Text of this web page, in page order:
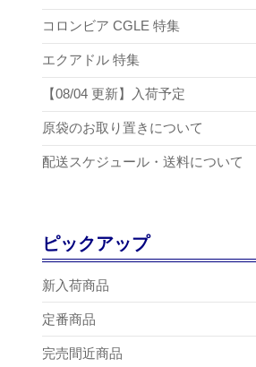
コロンビア CGLE 特集
エクアドル 特集
【08/04 更新】入荷予定
原袋のお取り置きについて
配送スケジュール・送料について
ピックアップ
新入荷商品
定番商品
完売間近商品